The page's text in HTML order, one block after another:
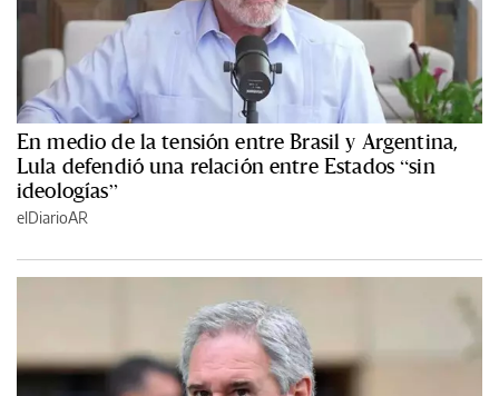
En medio de la tensión entre Brasil y Argentina,
Lula defendió una relación entre Estados “sin
ideologías”
elDiarioAR